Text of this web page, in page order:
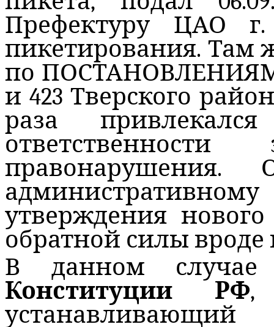
Префектуру ЦАО
пикетирования. Там
по ПОСТАНОВЛЕНИЯМ
и 423 Тверского
раза
правонарушения.
утверждения
обратной силы вроде
В данном случае
Конституции РФ,